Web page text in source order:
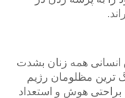
انسانی همه زنان بشدت
ترین مظلومان رژیم
هوش و استعداد